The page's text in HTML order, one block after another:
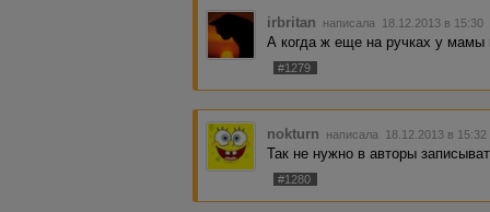
irbritan написала 18.12.2013 в 15:30
А когда ж еще на ручках у мамы
#1279
nokturn написала 18.12.2013 в
Так не нужно в авторы
#1280